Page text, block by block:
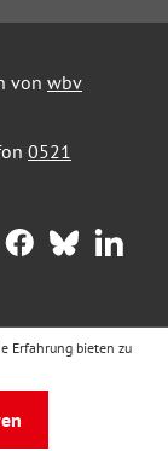
von wbv
0521
Erfahrung bieten zu